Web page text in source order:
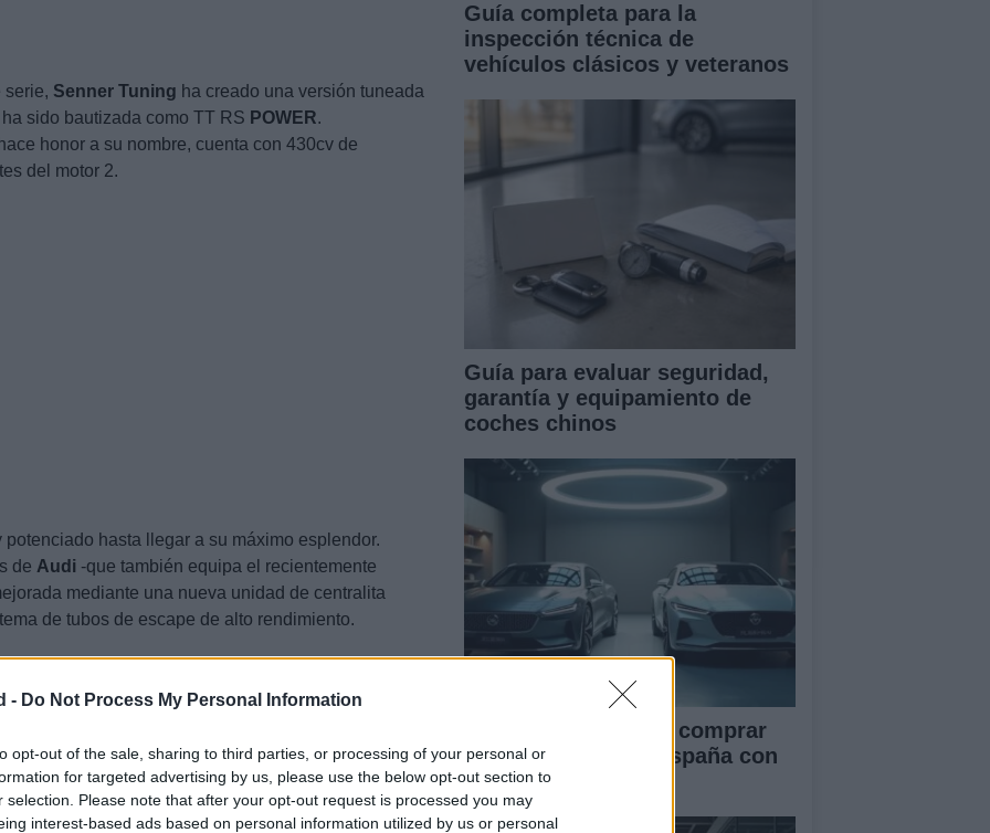
- Do Not Process My Personal Information
opt-out of the sale, sharing to third parties, or processing of your personal or
for targeted advertising by us, please use the below opt-out section to
selection. Please note that after your opt-out request is processed you may
interest-based ads based on personal information utilized by us or personal
serie, Senner Tuning ha creado una versión tuneada
sido bautizada como TT RS POWER.
honor a su nombre, cuenta con 430cv de
del motor 2.
hasta llegar a su máximo esplendor.
de Audi -que también equipa el recientemente
mediante una nueva unidad de centralita
de tubos de escape de alto rendimiento.
Guía completa para la
inspección técnica de
vehículos clásicos y veteranos
Guía para evaluar seguridad,
garantía y equipamiento de
coches chinos
Guía definitiva para comprar
coches chinos en España con
seguridad